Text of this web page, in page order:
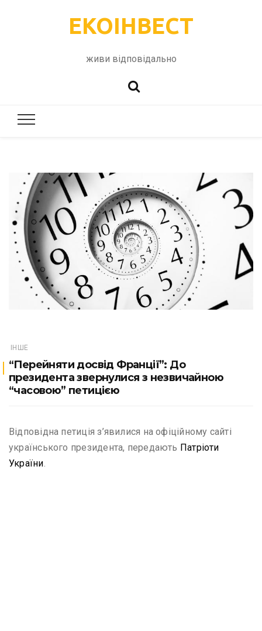
ЕКОІНВЕСТ
живи відповідально
ІНШЕ
“Перейняти досвід Франції”: До
президента звернулися з незвичайною
“часовою” петицією
Відповідна петиція з’явилися на офіційному сайті
українського президента, передають Патріоти
України.